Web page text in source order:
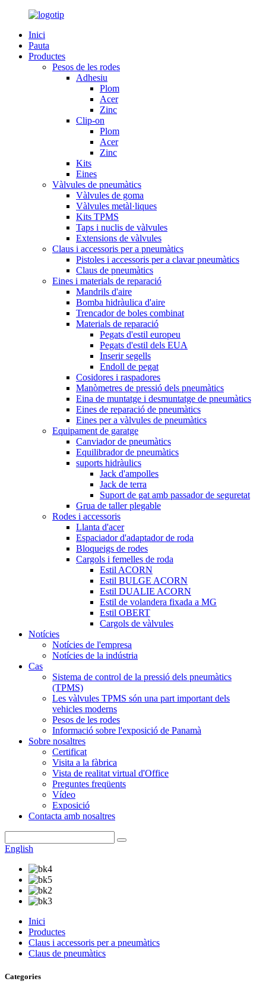
Inici
Pauta
Productes
Pesos de les rodes
Adhesiu
Plom
Acer
Zinc
Clip-on
Plom
Acer
Zinc
Kits
Eines
Vàlvules de pneumàtics
Vàlvules de goma
Vàlvules metàl·liques
Kits TPMS
Taps i nuclis de vàlvules
Extensions de vàlvules
Claus i accessoris per a pneumàtics
Pistoles i accessoris per a clavar pneumàtics
Claus de pneumàtics
Eines i materials de reparació
Mandrils d'aire
Bomba hidràulica d'aire
Trencador de boles combinat
Materials de reparació
Pegats d'estil europeu
Pegats d'estil dels EUA
Inserir segells
Endoll de pegat
Cosidores i raspadores
Manòmetres de pressió dels pneumàtics
Eina de muntatge i desmuntatge de pneumàtics
Eines de reparació de pneumàtics
Eines per a vàlvules de pneumàtics
Equipament de garatge
Canviador de pneumàtics
Equilibrador de pneumàtics
suports hidràulics
Jack d'ampolles
Jack de terra
Suport de gat amb passador de seguretat
Grua de taller plegable
Rodes i accessoris
Llanta d'acer
Espaciador d'adaptador de roda
Bloqueigs de rodes
Cargols i femelles de roda
Estil ACORN
Estil BULGE ACORN
Estil DUALIE ACORN
Estil de volandera fixada a MG
Estil OBERT
Cargols de vàlvules
Notícies
Notícies de l'empresa
Notícies de la indústria
Cas
Sistema de control de la pressió dels pneumàtics
(TPMS)
Les vàlvules TPMS són una part important dels
vehicles moderns
Pesos de les rodes
Informació sobre l'exposició de Panamà
Sobre nosaltres
Certificat
Visita a la fàbrica
Vista de realitat virtual d'Office
Preguntes freqüents
Vídeo
Exposició
Contacta amb nosaltres
English
Inici
Productes
Claus i accessoris per a pneumàtics
Claus de pneumàtics
Categories